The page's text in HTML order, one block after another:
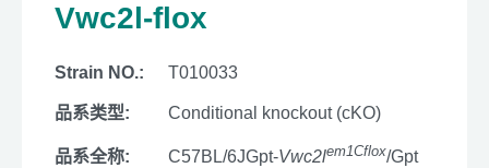
Vwc2l-flox
Strain NO.: T010033
品系类型: Conditional knockout (cKO)
品系全称: C57BL/6JGpt-Vwc2lem1Cflox/Gpt